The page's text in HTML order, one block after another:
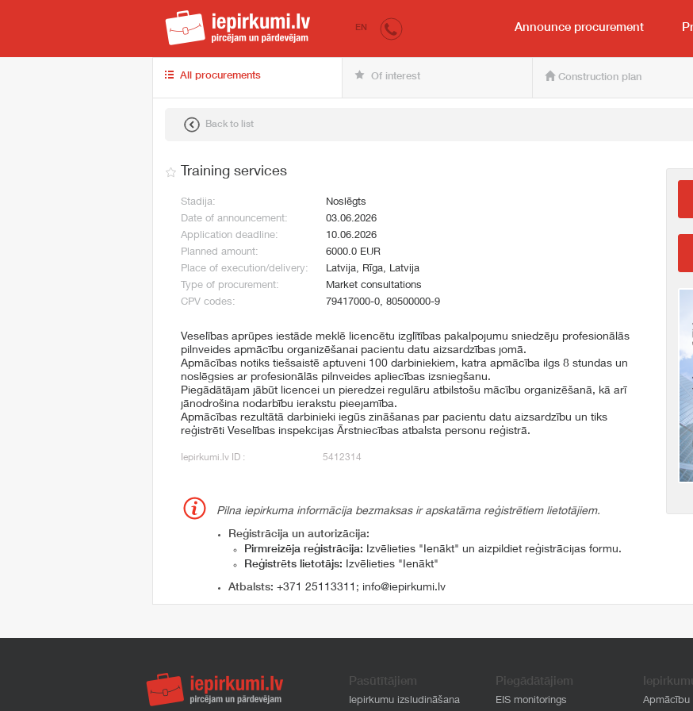
iepirkumi.lv for the buyer and seller
EN Announce procurement
All procurements Of interest Construction plan
Back to list
Training services
Stadija:
Noslēgts
Date of announcement:
03.06.2026
Application deadline:
10.06.2026
Planned amount:
6000.0 EUR
Place of execution/delivery:
Latvija, Rīga, Latvija
Type of procurement:
Market consultations
CPV codes:
79417000-0, 80500000-9
Veselības aprūpes iestāde meklē licencētu izglītības pakalpojumu sniedzēju profesionālās
pilnveides apmācību organizēšanai pacientu datu aizsardzības jomā.
Apmācības notiks tiešsaistē aptuveni 100 darbiniekiem, katra apmācība ilgs 8 stundas un
noslēgsies ar profesionālās pilnveides apliecības izsniegšanu.
Piegādātājam jābūt licencei un pieredzei regulāru atbilstošu mācību organizēšanā, kā arī
jānodrošina nodarbību ierakstu pieejamība.
Apmācības rezultātā darbinieki iegūs zināšanas par pacientu datu aizsardzību un tiks
reģistrēti Veselības inspekcijas Ārstniecības atbalsta personu reģistrā.
Iepirkumi.lv ID : 5412314
Pilna iepirkuma informācija bezmaksas ir apskatāma reģistrētiem lietotājiem.
Reģistrācija un autorizācija:
Pirmreizēja reģistrācija: Izvēlieties "Ienākt" un aizpildiet reģistrācijas formu.
Reģistrēts lietotājs: Izvēlieties "Ienākt"
Atbalsts: +371 25113311 ; info@iepirkumi.lv
Pasūtītājiem
Iepirkumu izsludināšana
Piegādātājiem
EIS monitorings Apmācību